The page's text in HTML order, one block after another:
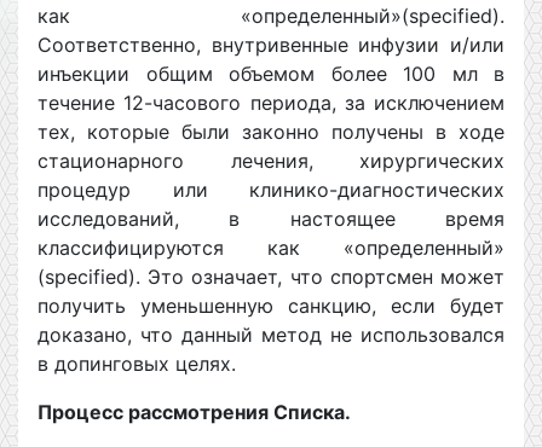
как «определенный»(specified).
Соответственно, внутривенные инфузии и/или
инъекции общим объемом более 100 мл в
течение 12-часового периода, за исключением
тех, которые были законно получены в ходе
стационарного лечения, хирургических
процедур или клинико-диагностических
исследований, в настоящее время
классифицируются как «определенный»
(specified). Это означает, что спортсмен может
получить уменьшенную санкцию, если будет
доказано, что данный метод не использовался
в допинговых целях.
Процесс рассмотрения Списка.